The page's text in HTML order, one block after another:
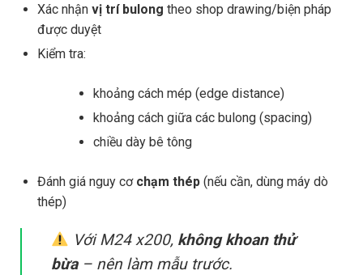
Xác nhận vị trí bulong theo shop drawing/biện pháp
được duyệt
Kiểm tra:
khoảng cách mép (edge distance)
khoảng cách giữa các bulong (spacing)
chiều dày bê tông
Đánh giá nguy cơ chạm thép(nếu cần, dùng máy dò
thép)
Với M24 x200, không khoan thử
bừa– nên làm mẫu trước.